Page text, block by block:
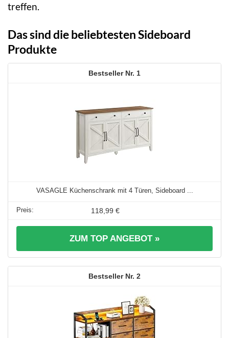
treffen.
Das sind die beliebtesten Sideboard
Produkte
1
VASAGLE Küchenschrank mit 4 Türen, Sideboard ...
118,99 €
ZUM TOP ANGEBOT »
2